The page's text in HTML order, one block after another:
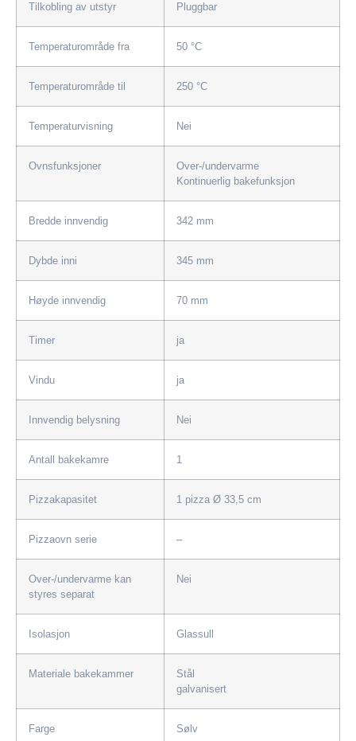
Tilkobling av utstyr Pluggbar
Temperaturområde fra 50 °C
Temperaturområde til 250 °C
Temperaturvisning Nei
Ovnsfunksjoner
Over-/undervarme
Kontinuerlig bakefunksjon
Bredde innvendig 342 mm
Dybde inni 345 mm
Høyde innvendig 70 mm
Timer ja
Vindu ja
Innvendig belysning Nei
Antall bakekamre 1
Pizzakapasitet 1 pizza Ø 33,5 cm
Pizzaovn serie –
Over-/undervarme kan
styres separat
Nei
Isolasjon Glassull
Materiale bakekammer
Stål
galvanisert
Farge Sølv